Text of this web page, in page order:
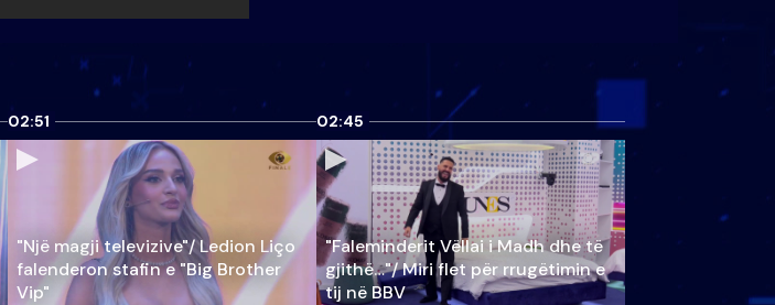
02:51
"Një magji televizive"/ Ledion Liço
falenderon stafin e "Big Brother
Vip"
02:45
"Faleminderit Vëllai i Madh dhe të
gjithë…"/ Miri flet për rrugëtimin e
tij në BBV